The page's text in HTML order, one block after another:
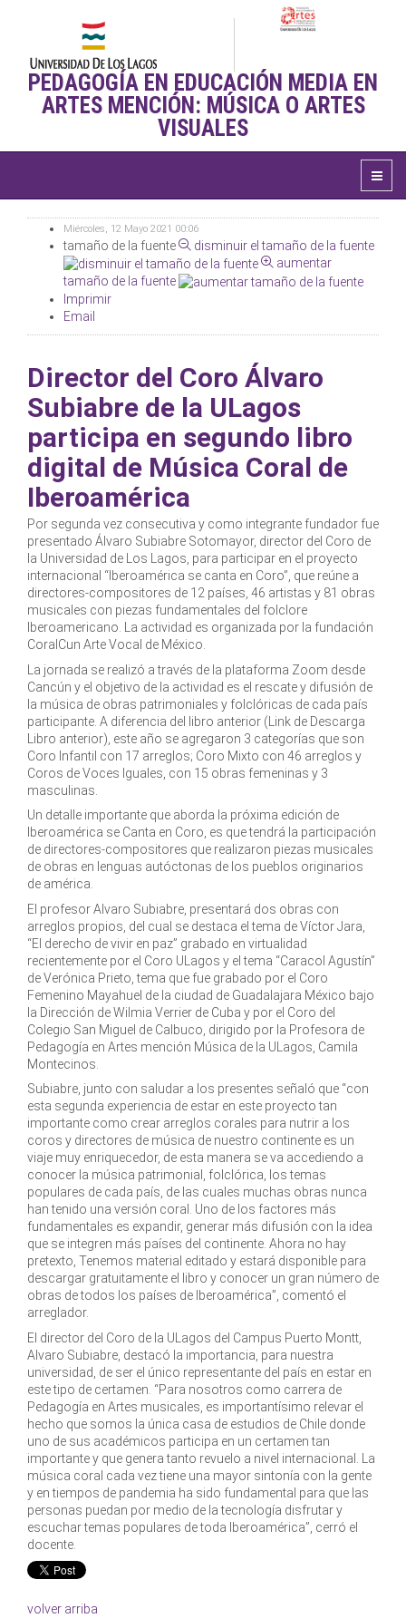
PEDAGOGÍA EN EDUCACIÓN MEDIA EN
ARTES MENCIÓN: MÚSICA O ARTES
VISUALES
Miércoles, 12 Mayo 2021 00:06
tamaño de la fuente
disminuir el tamaño de la fuente
aumentar
tamaño de la fuente
Imprimir
Email
Director del Coro Álvaro
Subiabre de la ULagos
participa en segundo libro
digital de Música Coral de
Iberoamérica
Por segunda vez consecutiva y como integrante fundador fue
presentado Álvaro Subiabre Sotomayor, director del Coro de
la Universidad de Los Lagos, para participar en el proyecto
internacional “Iberoamérica se canta en Coro”, que reúne a
directores-compositores de 12 países, 46 artistas y 81 obras
musicales con piezas fundamentales del folclore
Iberoamericano. La actividad es organizada por la fundación
CoralCun Arte Vocal de México.
La jornada se realizó a través de la plataforma Zoom desde
Cancún y el objetivo de la actividad es el rescate y difusión de
la música de obras patrimoniales y folclóricas de cada país
participante. A diferencia del libro anterior (Link de Descarga
Libro anterior), este año se agregaron 3 categorías que son
Coro Infantil con 17 arreglos; Coro Mixto con 46 arreglos y
Coros de Voces Iguales, con 15 obras femeninas y 3
masculinas.
Un detalle importante que aborda la próxima edición de
Iberoamérica se Canta en Coro, es que tendrá la participación
de directores-compositores que realizaron piezas musicales
de obras en lenguas autóctonas de los pueblos originarios
de américa.
El profesor Alvaro Subiabre, presentará dos obras con
arreglos propios, del cual se destaca el tema de Víctor Jara,
“El derecho de vivir en paz” grabado en virtualidad
recientemente por el Coro ULagos y el tema “Caracol Agustín”
de Verónica Prieto, tema que fue grabado por el Coro
Femenino Mayahuel de la ciudad de Guadalajara México bajo
la Dirección de Wilmia Verrier de Cuba y por el Coro del
Colegio San Miguel de Calbuco, dirigido por la Profesora de
Pedagogía en Artes mención Música de la ULagos, Camila
Montecinos.
Subiabre, junto con saludar a los presentes señaló que “con
esta segunda experiencia de estar en este proyecto tan
importante como crear arreglos corales para nutrir a los
coros y directores de música de nuestro continente es un
viaje muy enriquecedor, de esta manera se va accediendo a
conocer la música patrimonial, folclórica, los temas
populares de cada país, de las cuales muchas obras nunca
han tenido una versión coral. Uno de los factores más
fundamentales es expandir, generar más difusión con la idea
que se integren más países del continente. Ahora no hay
pretexto, Tenemos material editado y estará disponible para
descargar gratuitamente el libro y conocer un gran número de
obras de todos los países de Iberoamérica”, comentó el
arreglador.
El director del Coro de la ULagos del Campus Puerto Montt,
Alvaro Subiabre, destacó la importancia, para nuestra
universidad, de ser el único representante del país en estar en
este tipo de certamen. “Para nosotros como carrera de
Pedagogía en Artes musicales, es importantísimo relevar el
hecho que somos la única casa de estudios de Chile donde
uno de sus académicos participa en un certamen tan
importante y que genera tanto revuelo a nivel internacional. La
música coral cada vez tiene una mayor sintonía con la gente
y en tiempos de pandemia ha sido fundamental para que las
personas puedan por medio de la tecnología disfrutar y
escuchar temas populares de toda Iberoamérica”, cerró el
docente.
volver arriba